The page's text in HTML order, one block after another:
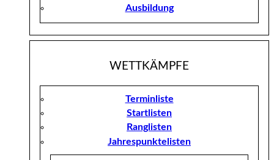
Ausbildung
WETTKÄMPFE
Terminliste
Startlisten
Ranglisten
Jahrespunktelisten